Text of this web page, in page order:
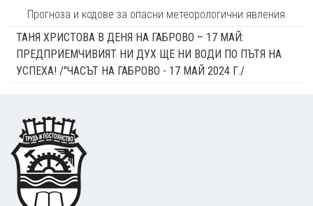
Прогноза и кодове за опасни метеорологични явления
ТАНЯ ХРИСТОВА В ДЕНЯ НА ГАБРОВО – 17 МАЙ:
ПРЕДПРИЕМЧИВИЯТ НИ ДУХ ЩЕ НИ ВОДИ ПО ПЪТЯ НА
УСПЕХА! /"ЧАСЪТ НА ГАБРОВО - 17 МАЙ 2024 Г./
Footer